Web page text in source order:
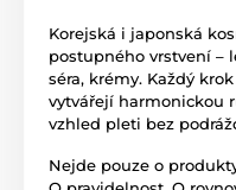
Korejská i japonská
postupného vrstvení –
séra, krémy. Každý
vytvářejí harmonickou
vzhled pleti bez
Nejde pouze o